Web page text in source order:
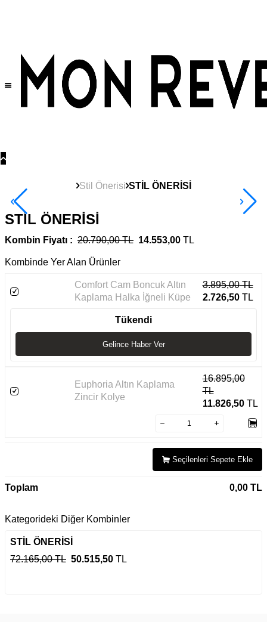
Stil Önerisi STİL ÖNERİSİ
STİL ÖNERİSİ
Kombin Fiyatı : 20.790,00 TL 14.553,00 TL
Kombinde Yer Alan Ürünler
Comfort Cam Boncuk Altın
Kaplama Halka İğneli Küpe
3.895,00TL
2.726,50TL
Tükendi
Gelince Haber Ver
Euphoria Altın Kaplama
Zincir Kolye
16.895,00
TL
11.826,50TL
Seçilenleri Sepete Ekle
Toplam 0,00 TL
Kategorideki Diğer Kombinler
STİL ÖNERİSİ
72.165,00 TL 50.515,50 TL